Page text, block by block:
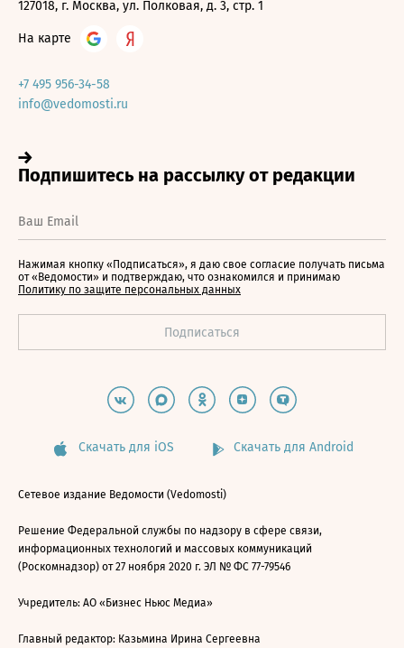
127018, г. Москва, ул. Полковая, д. 3, стр. 1
На карте
+7 495 956-34-58
info@vedomosti.ru
Нажимая кнопку «Подписаться», я даю свое согласие получать письма
от «Ведомости» и подтверждаю, что ознакомился и принимаю
Политику по защите персональных данных
Скачать для iOS Скачать для Android
Сетевое издание Ведомости (Vedomosti)
Решение Федеральной службы по надзору в сфере связи,
информационных технологий и массовых коммуникаций
(Роскомнадзор) от 27 ноября 2020 г. ЭЛ № ФС 77-79546
Учредитель: АО «Бизнес Ньюс Медиа»
Главный редактор: Казьмина Ирина Сергеевна